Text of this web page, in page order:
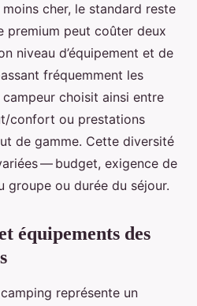
moins cher, le standard reste
premium peut coûter deux
niveau d’équipement et de
fréquemment les
campeur choisit ainsi entre
confort ou prestations
de gamme. Cette diversité
— budget, exigence de
ou durée du séjour.
équipements des
représente un